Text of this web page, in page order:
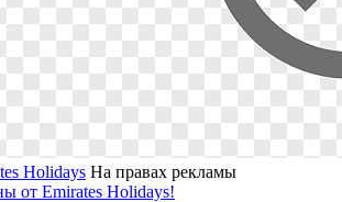
Holidays На правах рекламы
от Emirates Holidays!